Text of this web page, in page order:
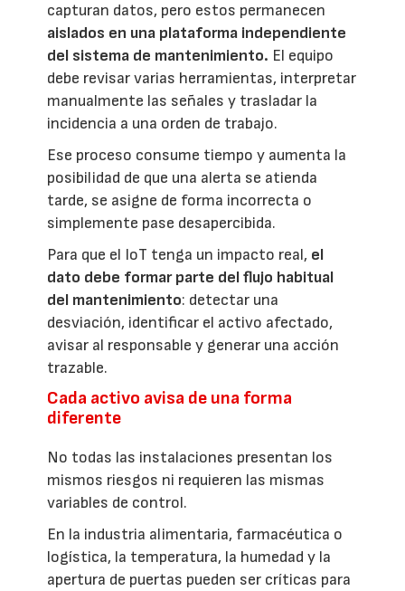
capturan datos, pero estos permanecen
aislados en una plataforma independiente
del sistema de mantenimiento. El equipo
debe revisar varias herramientas, interpretar
manualmente las señales y trasladar la
incidencia a una orden de trabajo.
Ese proceso consume tiempo y aumenta la
posibilidad de que una alerta se atienda
tarde, se asigne de forma incorrecta o
simplemente pase desapercibida.
Para que el IoT tenga un impacto real, el
dato debe formar parte del flujo habitual
del mantenimiento: detectar una
desviación, identificar el activo afectado,
avisar al responsable y generar una acción
trazable.
Cada activo avisa de una forma
diferente
No todas las instalaciones presentan los
mismos riesgos ni requieren las mismas
variables de control.
En la industria alimentaria, farmacéutica o
logística, la temperatura, la humedad y la
apertura de puertas pueden ser críticas para